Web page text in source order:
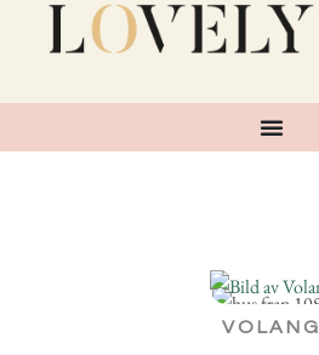
VOLANG